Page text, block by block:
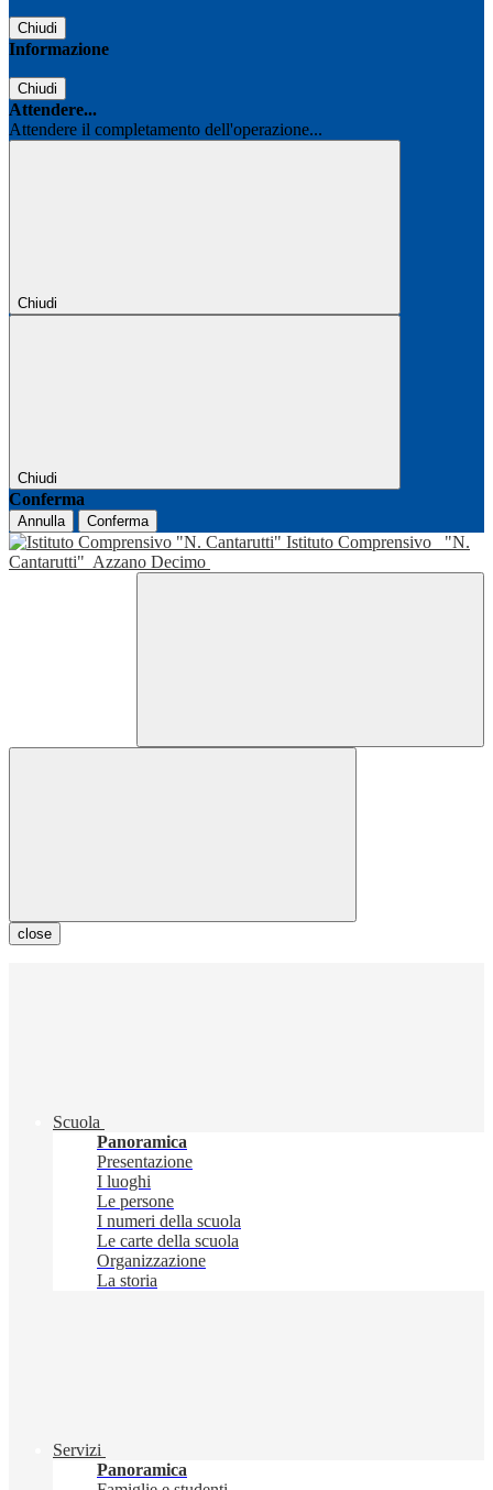
Chiudi
Informazione
Chiudi
Attendere...
Attendere il completamento dell'operazione...
Chiudi
Chiudi
Conferma
Annulla Conferma
Istituto Comprensivo
"N.
Cantarutti" Azzano Decimo
close
Scuola
Panoramica
Presentazione
I luoghi
Le persone
I numeri della scuola
Le carte della scuola
Organizzazione
La storia
Servizi
Panoramica